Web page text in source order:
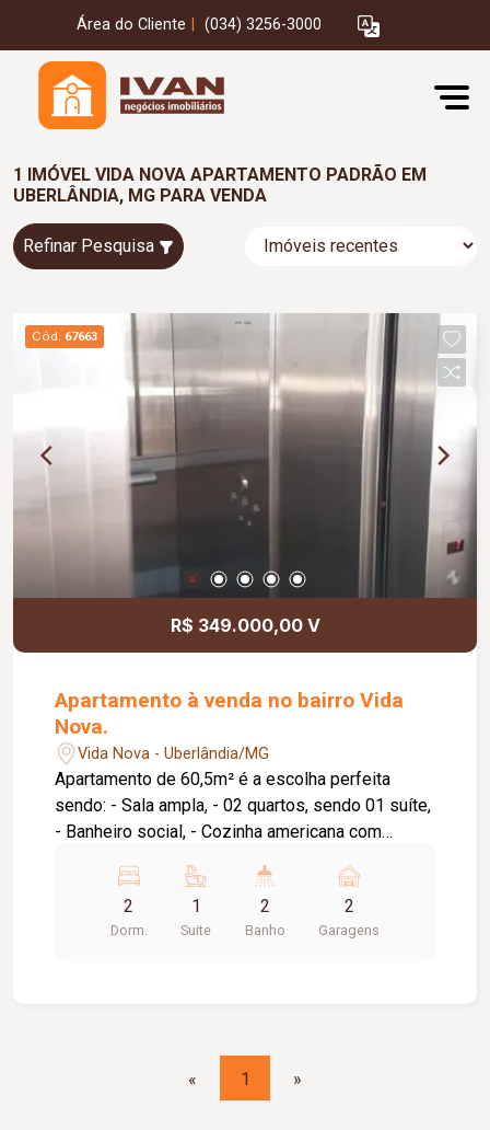
Área do Cliente (034) 3256-3000
1 IMÓVEL VIDA NOVA APARTAMENTO PADRÃO EM
UBERLÂNDIA, MG PARA VENDA
Refinar Pesquisa
Cód. 67663
R$ 349.000,00 V
Apartamento à venda no bairro Vida
Nova.
Vida Nova - Uberlândia/MG
Apartamento de 60,5m² é a escolha perfeita
sendo: - Sala ampla, - 02 quartos, sendo 01 suíte,
- Banheiro social, - Cozinha americana com
de garagem, - Elevador. - Acabamento em piso
porcelanato delta retificado polido 60 x 60,
bancadas verde Ubatuba, - Painéis 3D na cozinha
2
Dorm.
1
Suite
2
Banho
2
Garagens
« 1 »